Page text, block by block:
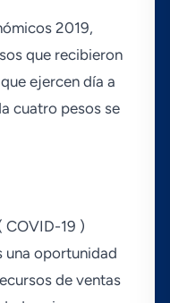
2019,
que recibieron
ejercen dí­a a
cuatro pesos se
COVID-19 )
una oportunidad
de ventas